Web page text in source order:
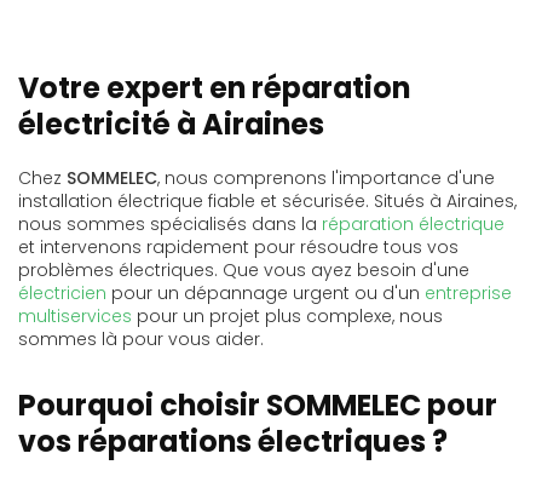
Votre expert en réparation
électricité à Airaines
Chez SOMMELEC, nous comprenons l'importance d'une
installation électrique fiable et sécurisée. Situés à Airaines,
nous sommes spécialisés dans la réparation électrique
et intervenons rapidement pour résoudre tous vos
problèmes électriques. Que vous ayez besoin d'une
électricien pour un dépannage urgent ou d'un entreprise
multiservices pour un projet plus complexe, nous
sommes là pour vous aider.
Pourquoi choisir SOMMELEC pour
vos réparations électriques ?